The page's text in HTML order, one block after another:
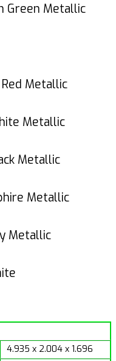
Green Metallic
Metallic
Metallic
Metallic
Metallic
Metallic
4.935 x 2.004 x 1.696